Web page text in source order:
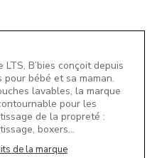
B’bies conçoit depuis
pour bébé et sa maman.
lavables, la marque
pour les
de la propreté :
boxers…
de la marque